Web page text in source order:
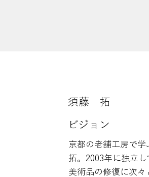
須藤 拓
ビジョン
京都の老舗工房で
拓。2003年に独立
美術品の修復に次